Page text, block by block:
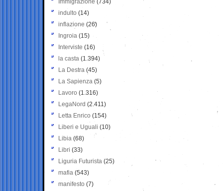
Immigrazione (734)
indulto (14)
inflazione (26)
Ingroia (15)
Interviste (16)
la casta (1.394)
La Destra (45)
La Sapienza (5)
Lavoro (1.316)
LegaNord (2.411)
Letta Enrico (154)
Liberi e Uguali (10)
Libia (68)
Libri (33)
Liguria Futurista (25)
mafia (543)
manifesto (7)